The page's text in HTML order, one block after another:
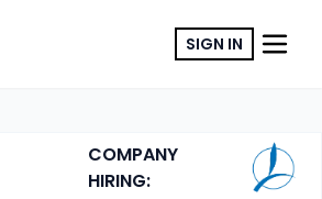
SIGN IN
COMPANY
HIRING: